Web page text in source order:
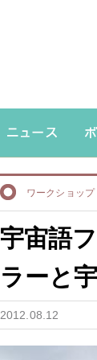
ワークショップ
宇宙語
ラーと
2012.08.12